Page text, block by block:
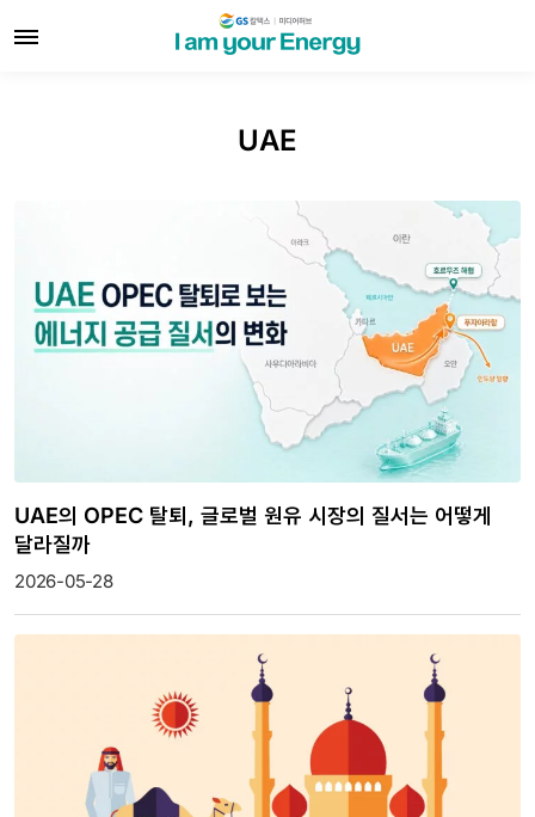
UAE
UAE의 OPEC 탈퇴, 글로벌 원유 시장의 질서는 어떻게
달라질까
2026-05-28